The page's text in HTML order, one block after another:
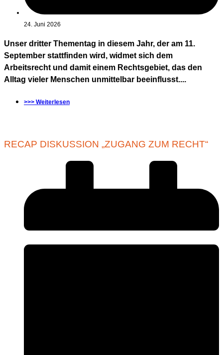
24. Juni 2026
Unser dritter Thementag in diesem Jahr, der am 11.
September stattfinden wird, widmet sich dem
Arbeitsrecht und damit einem Rechtsgebiet, das den
Alltag vieler Menschen unmittelbar beeinflusst....
>>> Weiterlesen
RECAP DISKUSSION „ZUGANG ZUM RECHT“